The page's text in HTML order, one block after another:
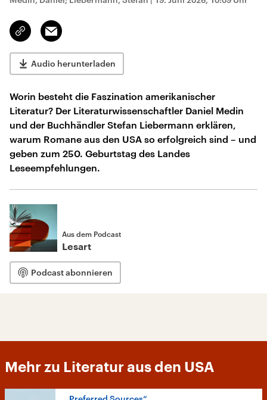
Link
kopieren/teilen
Email
Audio herunterladen
Worin besteht die Faszination amerikanischer
Literatur? Der Literaturwissenschaftler Daniel Medin
und der Buchhändler Stefan Liebermann erklären,
warum Romane aus den USA so erfolgreich sind – und
geben zum 250. Geburtstag des Landes
Leseempfehlungen.
Aus dem Podcast
Lesart
Podcast abonnieren
Mehr zu Literatur aus den USA